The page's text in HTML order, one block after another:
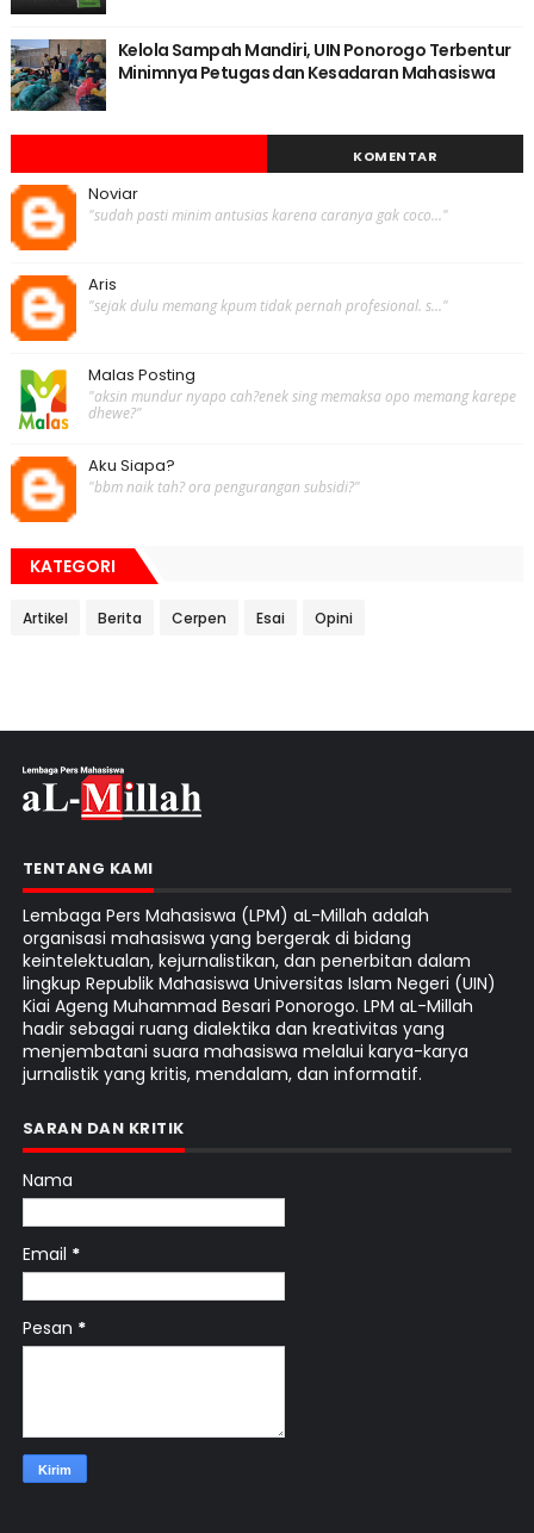
Kelola Sampah Mandiri, UIN Ponorogo Terbentur
Minimnya Petugas dan Kesadaran Mahasiswa
KOMENTAR
Noviar
"sudah pasti minim antusias karena caranya gak coco..."
Aris
"sejak dulu memang kpum tidak pernah profesional. s..."
Malas Posting
"aksin mundur nyapo cah?enek sing memaksa opo memang karepe
dhewe?"
Aku Siapa?
"bbm naik tah? ora pengurangan subsidi?"
KATEGORI
Artikel Berita Cerpen Esai Opini
TENTANG KAMI
Lembaga Pers Mahasiswa (LPM) aL-Millah adalah
organisasi mahasiswa yang bergerak di bidang
keintelektualan, kejurnalistikan, dan penerbitan dalam
lingkup Republik Mahasiswa Universitas Islam Negeri (UIN)
Kiai Ageng Muhammad Besari Ponorogo. LPM aL-Millah
hadir sebagai ruang dialektika dan kreativitas yang
menjembatani suara mahasiswa melalui karya-karya
jurnalistik yang kritis, mendalam, dan informatif.
SARAN DAN KRITIK
Nama
Email *
Pesan *